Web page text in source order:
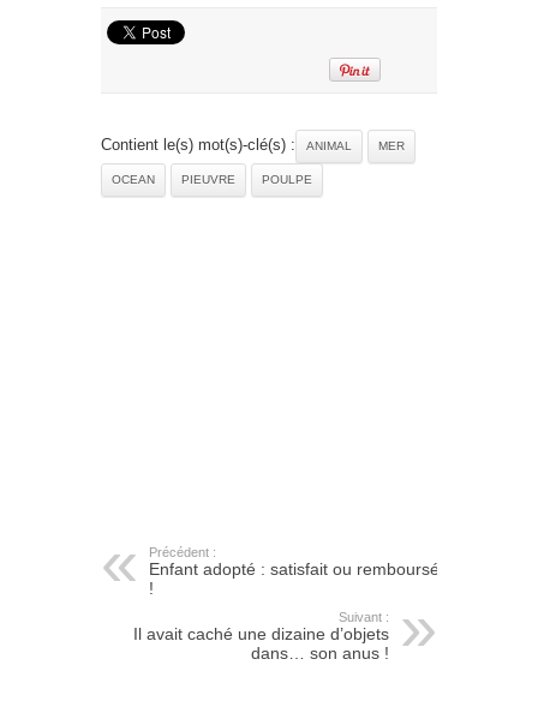
Contient le(s) mot(s)-clé(s) : ANIMAL MER
OCEAN PIEUVRE POULPE
Précédent :
Enfant adopté : satisfait ou remboursé
!
Suivant :
Il avait caché une dizaine d’objets
dans… son anus !